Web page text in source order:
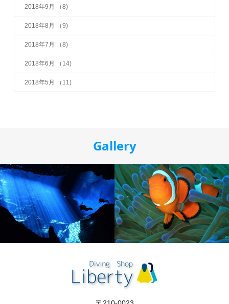
2018年9月 （8)
2018年8月 （9)
2018年7月 （8)
2018年6月 （14)
2018年5月 （11)
Gallery